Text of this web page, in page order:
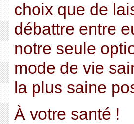
choix que de
débattre entre
notre seule
mode de vie
la plus saine
À votre santé !